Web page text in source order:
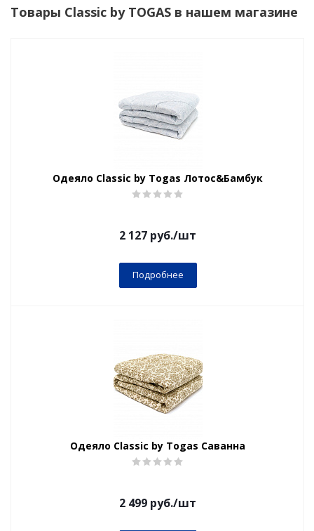
Товары Classic by TOGAS в нашем магазине
Одеяло Classic by Togas Лотос&Бамбук
2 127 руб./шт
Подробнее
Одеяло Classic by Togas Саванна
2 499 руб./шт